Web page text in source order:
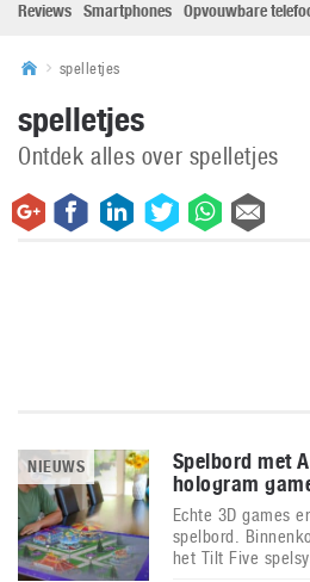
Reviews Smartphones Opvouwbare
spelletjes
spelletjes
Ontdek alles over spelletjes
NIEUWS
Spelbord met
hologram
Echte 3D games
spelbord.
het Tilt Five